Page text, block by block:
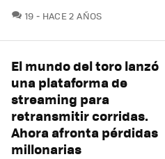
19 COMENTARIOS
HACE 2 AÑOS
El mundo del toro lanzó
una plataforma de
streaming para
retransmitir corridas.
Ahora afronta pérdidas
millonarias